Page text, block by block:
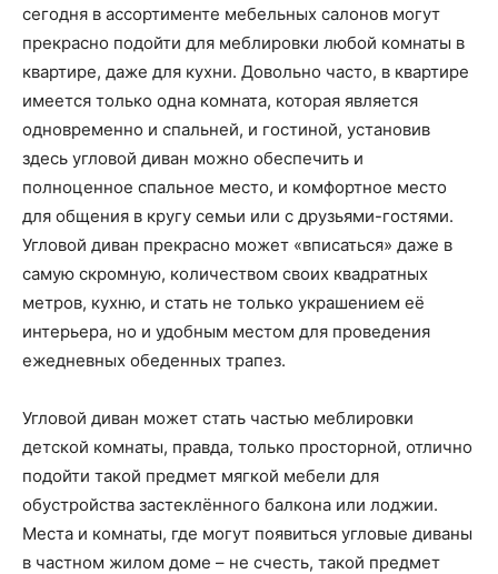
сегодня в ассортименте мебельных салонов могут
прекрасно подойти для меблировки любой комнаты в
квартире, даже для кухни. Довольно часто, в квартире
имеется только одна комната, которая является
одновременно и спальней, и гостиной, установив
здесь угловой диван можно обеспечить и
полноценное спальное место, и комфортное место
для общения в кругу семьи или с друзьями-гостями.
Угловой диван прекрасно может «вписаться» даже в
самую скромную, количеством своих квадратных
метров, кухню, и стать не только украшением её
интерьера, но и удобным местом для проведения
ежедневных обеденных трапез.
Угловой диван может стать частью меблировки
детской комнаты, правда, только просторной, отлично
подойти такой предмет мягкой мебели для
обустройства застеклённого балкона или лоджии.
Места и комнаты, где могут появиться угловые диваны
в частном жилом доме – не счесть, такой предмет